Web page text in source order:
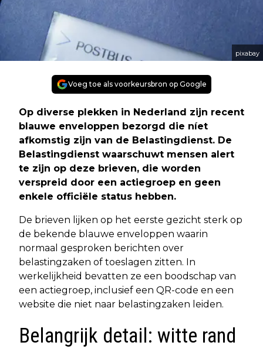
pixabay
Voeg toe als voorkeursbron op Google
Op diverse plekken in Nederland zijn recent
blauwe enveloppen bezorgd die níet
afkomstig zijn van de Belastingdienst. De
Belastingdienst waarschuwt mensen alert
te zijn op deze brieven, die worden
verspreid door een actiegroep en geen
enkele officiële status hebben.
De brieven lijken op het eerste gezicht sterk op
de bekende blauwe enveloppen waarin
normaal gesproken berichten over
belastingzaken of toeslagen zitten. In
werkelijkheid bevatten ze een boodschap van
een actiegroep, inclusief een QR-code en een
website die niet naar belastingzaken leiden.
Belangrijk detail: witte rand